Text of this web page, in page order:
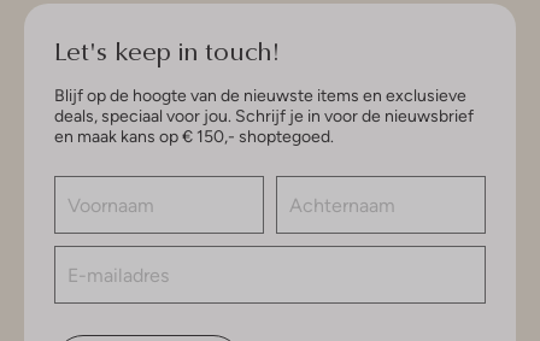
Let's keep in touch!
Blijf op de hoogte van de nieuwste items en exclusieve
deals, speciaal voor jou. Schrijf je in voor de nieuwsbrief
en maak kans op € 150,- shoptegoed.